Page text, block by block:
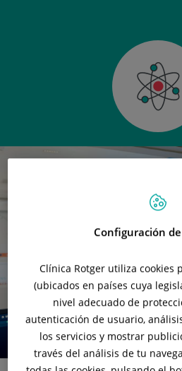
Configuración
Clínica Rotger utiliza cookies
(ubicados en países cuya
nivel adecuado de
autenticación de usuario,
los servicios y mostrar
través del análisis de tu